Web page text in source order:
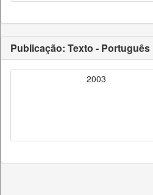
Publicação: Texto - Português
2003